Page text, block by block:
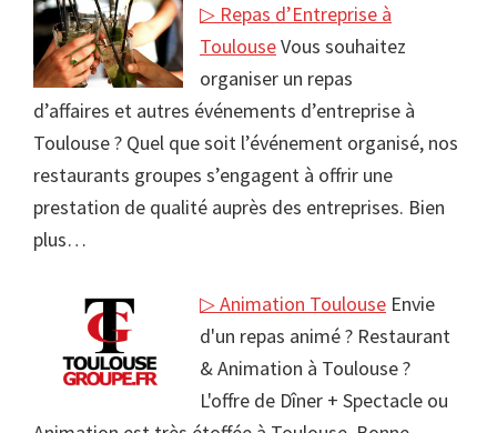
▷ Repas d’Entreprise à
ToulouseVous souhaitez
organiser un repas
d’affaires et autres événements d’entreprise à
Toulouse ? Quel que soit l’événement organisé, nos
restaurants groupes s’engagent à offrir une
prestation de qualité auprès des entreprises. Bien
plus…
▷ Animation Toulouse Envie
d'un repas animé ? Restaurant
& Animation à Toulouse ?
L'offre de Dîner + Spectacle ou